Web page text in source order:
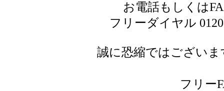
お電話もしくは
フリーダイヤル
誠に恐縮ではござい
フリー